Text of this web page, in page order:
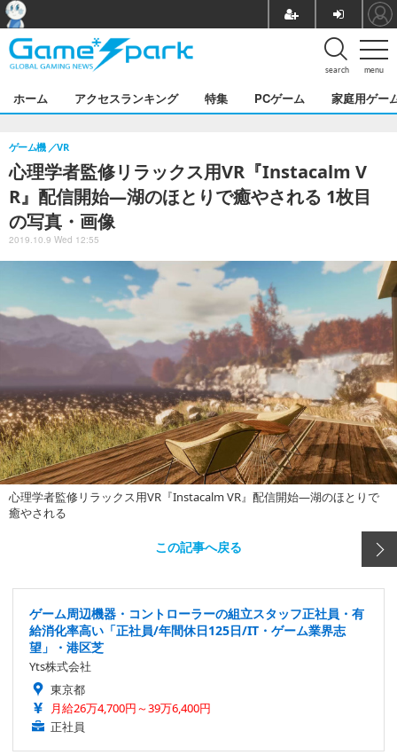
menu
search
ホーム アクセスランキング 特集 PCゲーム 家庭用ゲー
心理学者監修リラックス用VR『Instacalm V
R』配信開始―湖のほとりで癒やされる 1枚目
の写真・画像
ゲーム機 VR
2019.10.9 Wed 12:55
心理学者監修リラックス用VR『Instacalm VR』配信開始―湖のほとりで
癒やされる
この記事へ戻る
ゲーム周辺機器・コントローラーの組立スタッフ正社員・有
給消化率高い「正社員/年間休日125日/IT・ゲーム業界志
望」・港区芝
Yts株式会社
東京都
月給26万4,700円～39万6,400円
正社員